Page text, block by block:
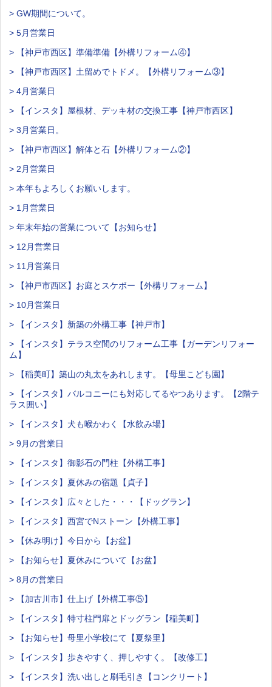
> GW期間について。
> 5月営業日
> 【神戸市西区】準備準備【外構リフォーム④】
> 【神戸市西区】土留めでトドメ。【外構リフォーム③】
> 4月営業日
> 【インスタ】屋根材、デッキ材の交換工事【神戸市西区】
> 3月営業日。
> 【神戸市西区】解体と石【外構リフォーム②】
> 2月営業日
> 本年もよろしくお願いします。
> 1月営業日
> 年末年始の営業について【お知らせ】
> 12月営業日
> 11月営業日
> 【神戸市西区】お庭とスケボー【外構リフォーム】
> 10月営業日
> 【インスタ】新築の外構工事【神戸市】
> 【インスタ】テラス空間のリフォーム工事【ガーデンリフォー
ム】
> 【稲美町】築山の丸太をあれします。【母里こども園】
> 【インスタ】バルコニーにも対応してるやつあります。【2階テ
ラス囲い】
> 【インスタ】犬も喉かわく【水飲み場】
> 9月の営業日
> 【インスタ】御影石の門柱【外構工事】
> 【インスタ】夏休みの宿題【貞子】
> 【インスタ】広々とした・・・【ドッグラン】
> 【インスタ】西宮でNストーン【外構工事】
> 【休み明け】今日から【お盆】
> 【お知らせ】夏休みについて【お盆】
> 8月の営業日
> 【加古川市】仕上げ【外構工事⑤】
> 【インスタ】特寸柱門扉とドッグラン【稲美町】
> 【お知らせ】母里小学校にて【夏祭里】
> 【インスタ】歩きやすく、押しやすく。【改修工】
> 【インスタ】洗い出しと刷毛引き【コンクリート】